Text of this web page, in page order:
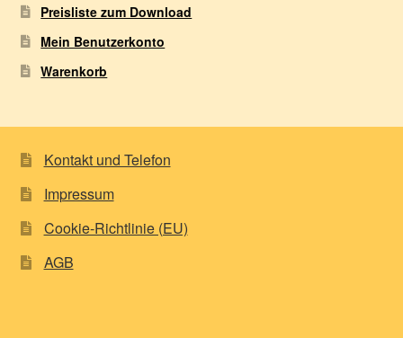
Preisliste zum Download
Mein Benutzerkonto
Warenkorb
Kontakt und Telefon
Impressum
Cookie-Richtlinie (EU)
AGB